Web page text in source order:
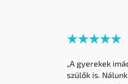
★★★★★
„A gyerekek
szülők is.